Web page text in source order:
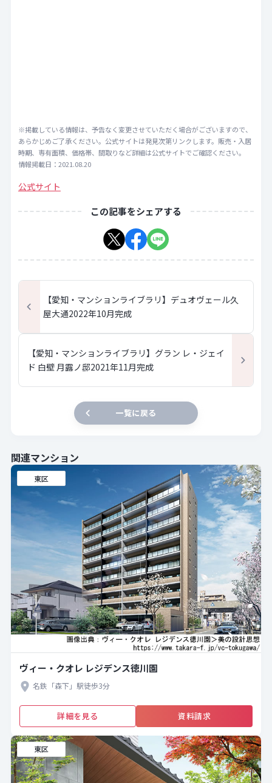
※掲載している情報は、予告なく変更させていただく場合がございますので、
あらかじめご了承ください。公式サイトは発見次第リンクします。販売・入居
時期、専有面積、価格帯、間取りなど詳細は公式サイトでご確認ください。
情報掲載日：2021.08.20
公式サイト
この記事をシェアする
【愛知・マンションライブラリ】デュオヴェール久
屋大通2022年10月完成
【愛知・マンションライブラリ】グラン レ・ジェイ
ド 白壁 月露ノ邸2021年11月完成
一覧に戻る
関連マンション
東区
ヴィー・クオレ レジデンス徳川園
名鉄「森下」駅徒歩3分
詳細を見る 資料請求
東区